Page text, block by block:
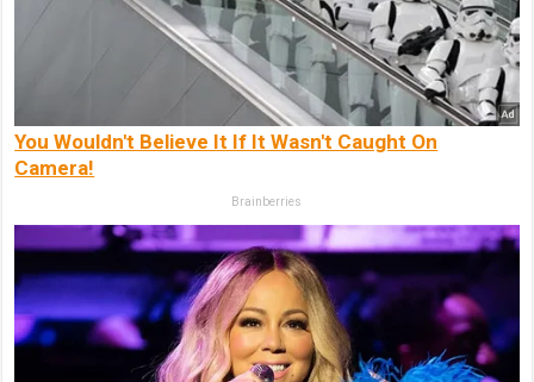
You Wouldn't Believe It If It Wasn't Caught On
Camera!
Brainberries